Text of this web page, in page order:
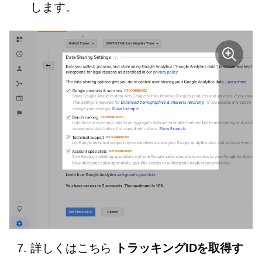
します。
詳しくはこちら
トラッキングIDを取得す